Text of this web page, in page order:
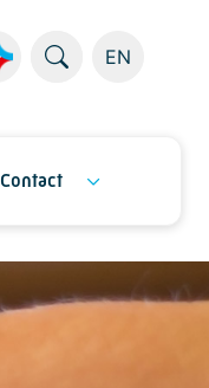
EN
Contact